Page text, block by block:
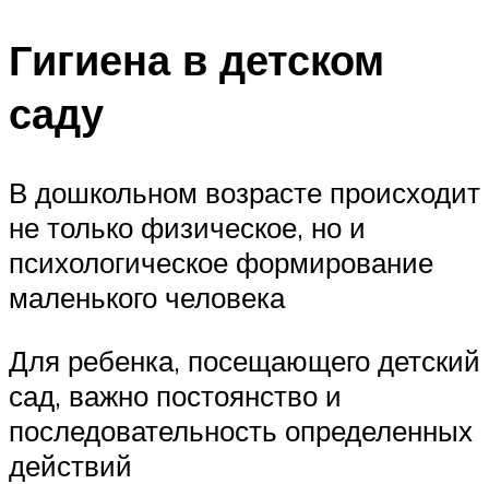
Гигиена в детском
саду
В дошкольном возрасте происходит
не только физическое, но и
психологическое формирование
маленького человека
Для ребенка, посещающего детский
сад, важно постоянство и
последовательность определенных
действий